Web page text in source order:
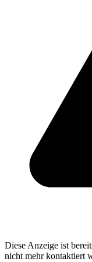
Diese Anzeige ist
nicht mehr kontaktiert